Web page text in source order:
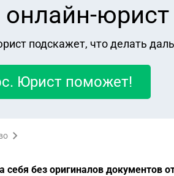
юрист
подскажет, что делать
Юрист поможет!
без оригиналов документов